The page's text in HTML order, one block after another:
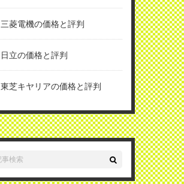
三菱電機の価格と評判
日立の価格と評判
東芝キヤリアの価格と評判